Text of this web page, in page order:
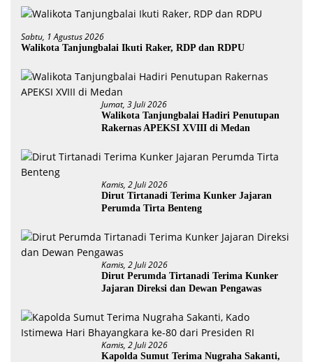
Sabtu, 1 Agustus 2026
Walikota Tanjungbalai Ikuti Raker, RDP dan RDPU
Jumat, 3 Juli 2026
Walikota Tanjungbalai Hadiri Penutupan
Rakernas APEKSI XVIII di Medan
Kamis, 2 Juli 2026
Dirut Tirtanadi Terima Kunker Jajaran
Perumda Tirta Benteng
Kamis, 2 Juli 2026
Dirut Perumda Tirtanadi Terima Kunker
Jajaran Direksi dan Dewan Pengawas
Kamis, 2 Juli 2026
Kapolda Sumut Terima Nugraha Sakanti,